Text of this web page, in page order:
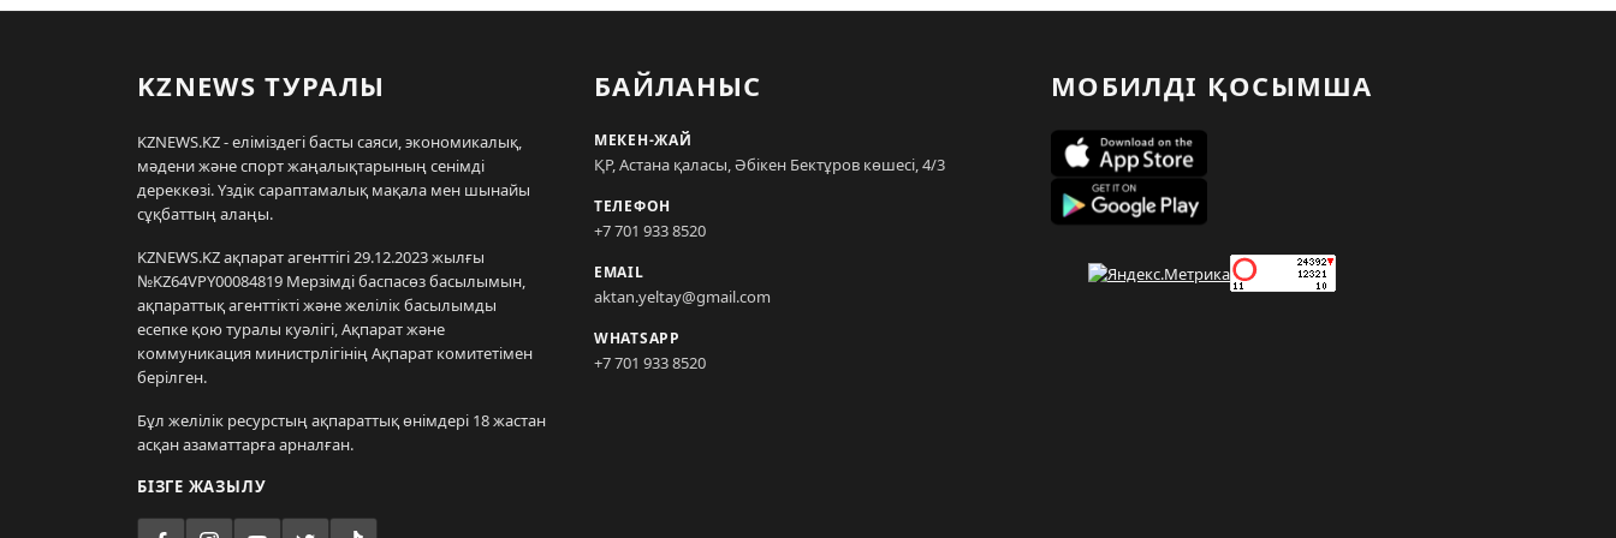
KZNEWS ТУРАЛЫ
KZNEWS.KZ - еліміздегі басты саяси, экономикалық,
мәдени және спорт жаңалықтарының сенімді
дереккөзі. Үздік сараптамалық мақала мен шынайы
сұқбаттың алаңы.
KZNEWS.KZ ақпарат агенттігі 29.12.2023 жылғы
№KZ64VPY00084819 Мерзімді баспасөз басылымын,
ақпараттық агенттікті және желілік басылымды
есепке қою туралы куәлігі, Ақпарат және
коммуникация министрлігінің Ақпарат комитетімен
берілген.
Бұл желілік ресурстың ақпараттық өнімдері 18 жастан
асқан азаматтарға арналған.
БІЗГЕ ЖАЗЫЛУ
БАЙЛАНЫС
МЕКЕН-ЖАЙ
ҚР, Астана қаласы, Әбікен Бектұров көшесі, 4/3
ТЕЛЕФОН
+7 701 933 8520
EMAIL
aktan.yeltay@gmail.com
WHATSAPP
+7 701 933 8520
МОБИЛДІ ҚОСЫМША